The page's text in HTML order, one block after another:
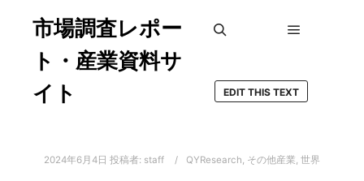
市場調査レポー
ト・産業資料サ
イト
EDIT THIS TEXT
2024年6月4日 投稿者: staff QYResearch, その他産業, 世界